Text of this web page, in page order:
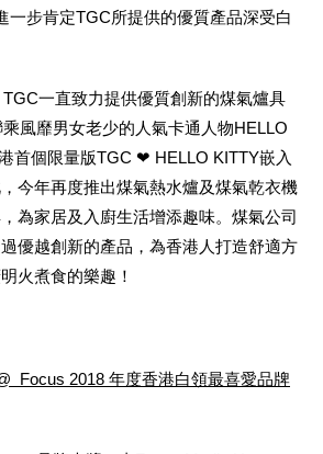
一步肯定TGC所提供的優質產品深受白
一直致力提供優質創新的煤氣爐具
風靡男女老少的人氣卡通人物HELLO
首個限量版TGC ❤ HELLO KITTY嵌入
今年再度推出煤氣熱水爐及煤氣乾衣機
為家居及入廚生活增添趣味。煤氣公司
優越創新的產品，為香港人打造舒適方
火煮食的樂趣！
Focus 2018 年度香港白領最喜愛品牌